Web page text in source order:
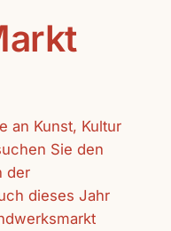
an Kunst, Kultur
Sie den
der
dieses Jahr